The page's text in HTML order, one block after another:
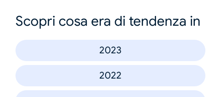
Scopri cosa era di tendenza in
2023
2022